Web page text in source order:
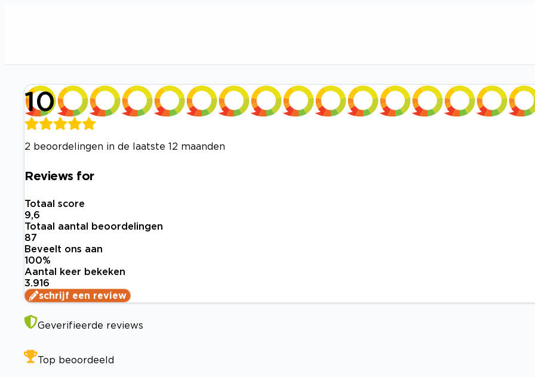
10
2 beoordelingen in de laatste 12 maanden
Reviews for
Totaal score
9,6
Totaal aantal beoordelingen
87
Beveelt ons aan
100%
Aantal keer bekeken
3.916
schrijf een review
Geverifieerde reviews
Top beoordeeld